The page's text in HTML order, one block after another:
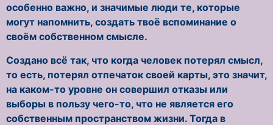
особенно важно, и значимые люди те, которые
могут напомнить, создать твоё вспоминание о
своём собственном смысле.
Создано всё так, что когда человек потерял смысл,
то есть, потерял отпечаток своей карты, это значит,
на каком-то уровне он совершил отказы или
выборы в пользу чего-то, что не является его
собственным пространством жизни. Тогда в